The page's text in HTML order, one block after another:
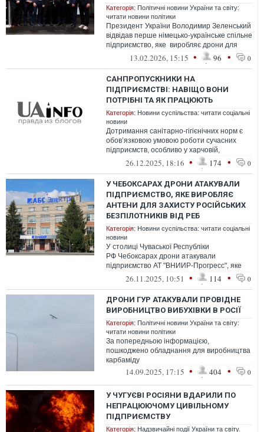
Категорія: Політичні новини України та світу:
читати новини політики
Президент України Володимир Зеленський
відвідав перше німецько-українське спільне
підприємство, яке виробляє дрони для
української армії,
13.02.2026, 15:15 • 96 • 0
САНПРОПУСКНИКИ НА
ПІДПРИЄМСТВІ: НАВІЩО ВОНИ
ПОТРІБНІ ТА ЯК ПРАЦЮЮТЬ
Категорія: Новини суспільства: читати соціальні
новини
Дотримання санітарно-гігієнічних норм є
обов’язковою умовою роботи сучасних
підприємств, особливо у харчовій,
фармацевтичній та переробній
26.12.2025, 18:16 • 174 • 0
У ЧЕБОКСАРАХ ДРОНИ АТАКУВАЛИ
ПІДПРИЄМСТВО, ЯКЕ ВИРОБЛЯЄ
АНТЕНИ ДЛЯ ЗАХИСТУ РОСІЙСЬКИХ
БЕЗПІЛОТНИКІВ ВІД РЕБ
Категорія: Новини суспільства: читати соціальні
новини
У столиці Чуваської Республіки
РФ Чебоксарах дрони атакували
підприємство АТ "ВНИИР-Прогресс", яке
виробляє для російської армії антени
26.11.2025, 10:51 • 114 • 0
ДРОНИ ГУР АТАКУВАЛИ ПРОВІДНЕ
ВИРОБНИЦТВО ВИБУХІВКИ В РОСІЇ
Категорія: Політичні новини України та світу:
читати новини політики
За попередньою інформацією,
пошкоджено обладнання для виробництва
карбаміду
14.09.2025, 17:15 • 404 • 0
У ЧУГУЄВІ РОСІЯНИ ВДАРИЛИ ПО
НЕПРАЦЮЮЧОМУ ЦИВІЛЬНОМУ
ПІДПРИЄМСТВУ
Категорія: Надзвичайні події України та світу.